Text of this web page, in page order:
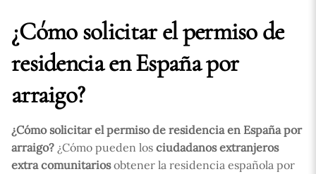
¿Cómo solicitar el permiso de
residencia en España por
arraigo?
¿Cómo solicitar el permiso de residencia en España por
arraigo? ¿Cómo pueden los ciudadanos extranjeros
extra comunitariosobtener la residencia española por